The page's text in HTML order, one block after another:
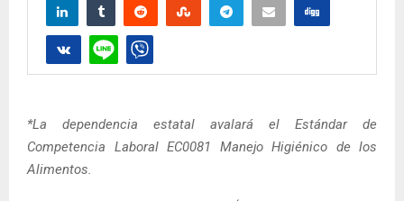
*La dependencia estatal avalará el Estándar de
Competencia Laboral EC0081 Manejo Higiénico de los
Alimentos.